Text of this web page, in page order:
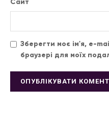
Сайт
Зберегти моє ім'я, e-
браузері для моїх